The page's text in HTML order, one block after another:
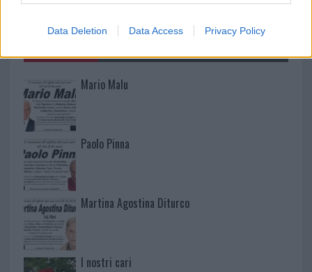
Data Deletion Data Access Privacy Policy
Mario Malu
Paolo Pinna
Martina Agostina Diturco
I nostri cari